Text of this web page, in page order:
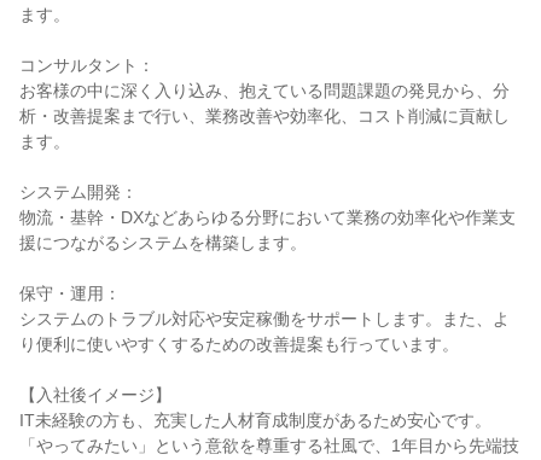
ます。
コンサルタント：
お客様の中に深く入り込み、抱えている問題課題の発見から、分
析・改善提案まで行い、業務改善や効率化、コスト削減に貢献し
ます。
システム開発：
物流・基幹・DXなどあらゆる分野において業務の効率化や作業支
援につながるシステムを構築します。
保守・運用：
システムのトラブル対応や安定稼働をサポートします。また、よ
り便利に使いやすくするための改善提案も行っています。
【入社後イメージ】
IT未経験の方も、充実した人材育成制度があるため安心です。
「やってみたい」という意欲を尊重する社風で、1年目から先端技